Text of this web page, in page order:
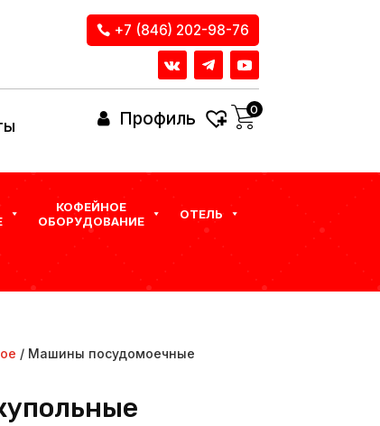
+7 (846) 202-98-76
Профиль 0
КОФЕЙНОЕ
ОБОРУДОВАНИЕ
ОТЕЛЬ
/ Машины посудомоечные